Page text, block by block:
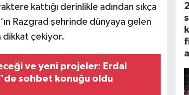
kattığı derinlikle adından sıkça
Razgrad şehrinde dünyaya gelen
dikkat çekiyor.
ve yeni projeler: Erdal
sohbet konuğu oldu